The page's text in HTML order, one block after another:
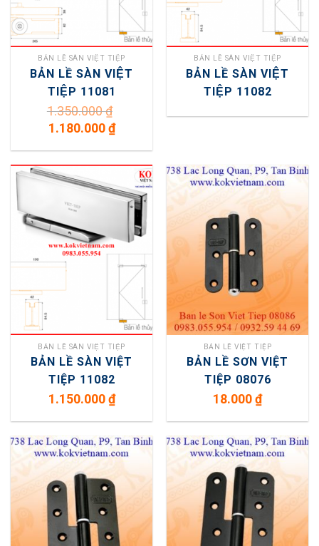
BẢN LỀ SÀN VIỆT TIỆP
BẢN LỀ SÀN VIỆT
TIỆP 11081
1.350.000₫
Giá
gốc
1.350.000 ₫.
1.180.000₫Giá
hiện
là:
BẢN LỀ SÀN VIỆT TIỆP
BẢN LỀ SÀN VIỆT
TIỆP 11082
BẢN LỀ SÀN VIỆT TIỆP
BẢN LỀ SÀN VIỆT
TIỆP 11082
1.150.000₫
BẢN LỀ VIỆT TIỆP
BẢN LỀ SƠN VIỆT
TIỆP 08076
18.000₫